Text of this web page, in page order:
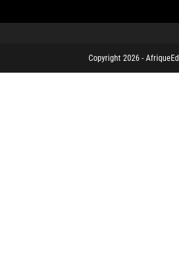
Copyright 2026 -